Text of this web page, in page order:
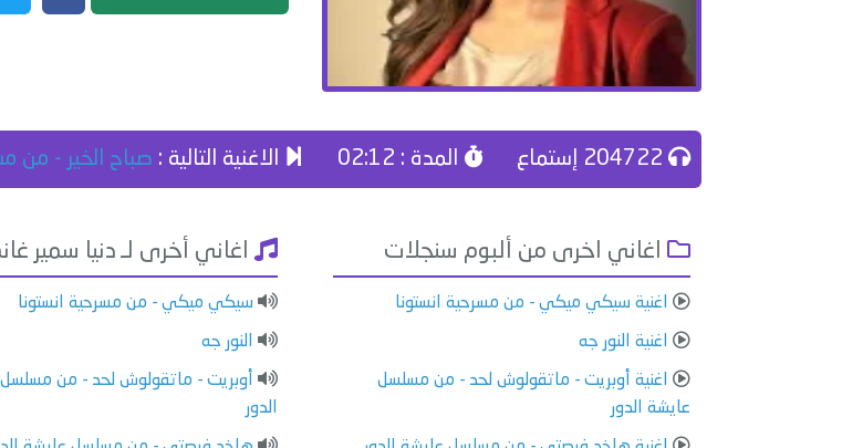
المدة : 02:12 الاغنية التالية : صباح الخير - من
اغاني اخرى من ألبوم سنجلات
اغنية سيكي ميكي - من مسرحية انستونا
اغنية النور جه
اغنية أوبريت - ماتقولوش لحد - من مسلسل
عايشة الدور
اغاني أخرى لـ دنيا سمير
سيكي ميكي - من مسرحية انستونا
النور جه
أوبريت - ماتقولوش لحد - من
الدور